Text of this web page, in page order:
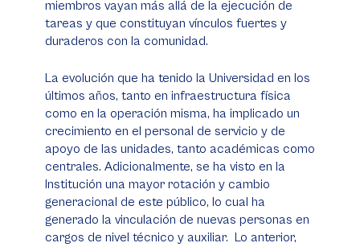
miembros vayan más allá de la ejecución de
tareas y que constituyan vínculos fuertes y
duraderos con la comunidad.
La evolución que ha tenido la Universidad en los
últimos años, tanto en infraestructura física
como en la operación misma, ha implicado un
crecimiento en el personal de servicio y de
apoyo de las unidades, tanto académicas como
centrales. Adicionalmente, se ha visto en la
Institución una mayor rotación y cambio
generacional de este público, lo cual ha
generado la vinculación de nuevas personas en
cargos de nivel técnico y auxiliar. Lo anterior,